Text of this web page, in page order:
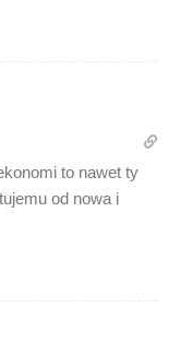
to nawet ty
od nowa i